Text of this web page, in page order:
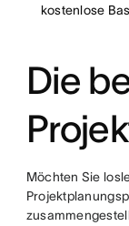
kostenlose
Die
Möchten Sie